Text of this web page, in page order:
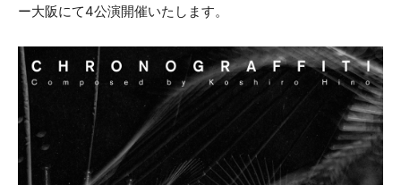
ー大阪にて4公演開催いたします。